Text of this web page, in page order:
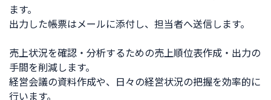
ます。
出力した帳票はメールに添付し、担当者へ送信します。
売上状況を確認・分析するための売上順位表作成・出力の
手間を削減します。
経営会議の資料作成や、日々の経営状況の把握を効率的に
行います。